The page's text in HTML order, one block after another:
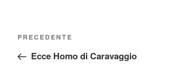
Navigazione
Articolo
precedente:
PRECEDENTE
Ecce Homo di Caravaggio